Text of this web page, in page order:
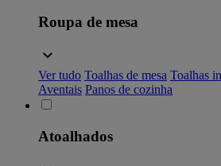
Roupa de mesa
Ver tudo Toalhas de mesa Toalhas
Aventais Panos de cozinha
Atoalhados